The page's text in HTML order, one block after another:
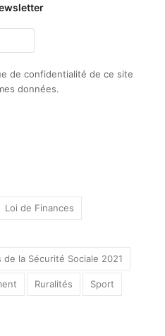
de confidentialité de ce site
données.
Loi de Finances
la Sécurité Sociale 2021
Ruralités Sport